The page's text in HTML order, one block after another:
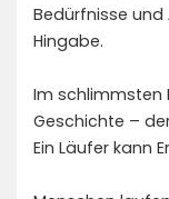
Bedürfnisse und
Hingabe.
Im schlimmsten
Geschichte –
Ein Läufer kann